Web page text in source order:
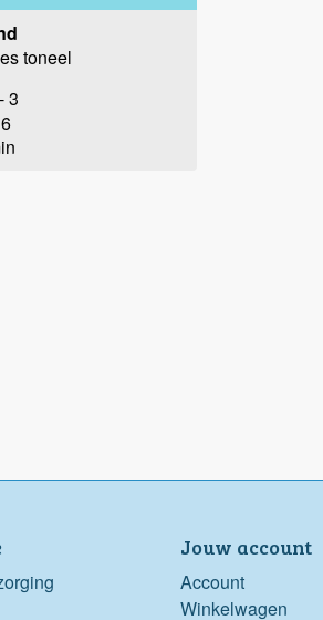
toneel
3
Jouw account
Account
Winkelwagen